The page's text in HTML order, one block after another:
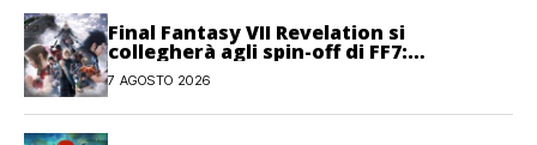
Final Fantasy VII Revelation si
collegherà agli spin-off di FF7:
Hamaguchi non si pone limiti
7 AGOSTO 2026